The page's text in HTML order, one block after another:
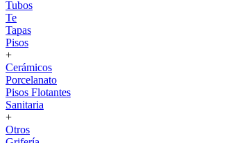
Tubos
Te
Tapas
Pisos
+
Cerámicos
Porcelanato
Pisos Flotantes
Sanitaria
+
Otros